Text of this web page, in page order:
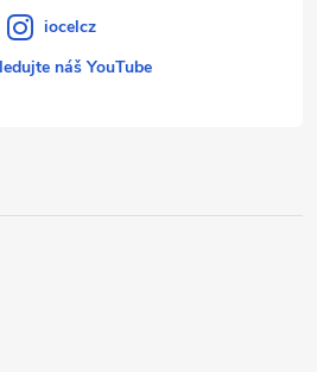
iocelcz
náš YouTube